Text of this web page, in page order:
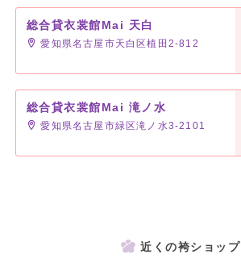
総合貸衣裳館Mai 天白
愛知県名古屋市天白区植田2-812
総合貸衣裳館Mai 滝ノ水
愛知県名古屋市緑区滝ノ水3-2101
近くの袴ショップ